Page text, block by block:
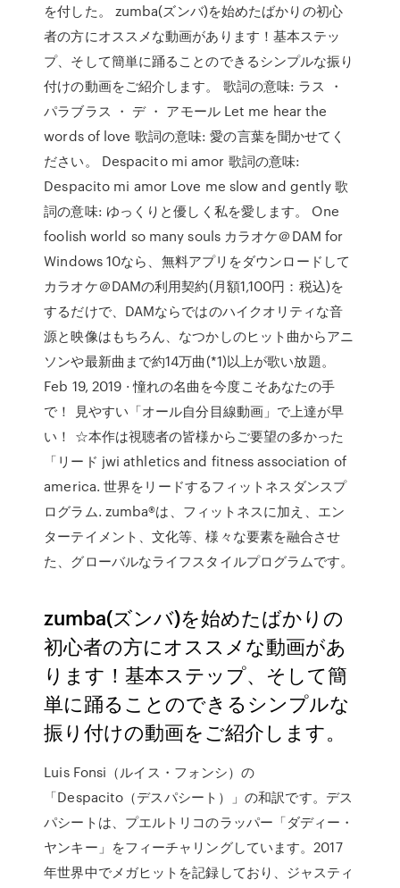
を付した。 zumba(ズンバ)を始めたばかりの初心
者の方にオススメな動画があります！基本ステッ
プ、そして簡単に踊ることのできるシンプルな振り
付けの動画をご紹介します。 歌詞の意味: ラス ・
パラブラス ・ デ ・ アモール Let me hear the
words of love 歌詞の意味: 愛の言葉を聞かせてく
ださい。 Despacito mi amor 歌詞の意味:
Despacito mi amor Love me slow and gently 歌
詞の意味: ゆっくりと優しく私を愛します。 One
foolish world so many souls カラオケ＠DAM for
Windows 10なら、無料アプリをダウンロードして
カラオケ＠DAMの利用契約(月額1,100円：税込)を
するだけで、DAMならではのハイクオリティな音
源と映像はもちろん、なつかしのヒット曲からアニ
ソンや最新曲まで約14万曲(*1)以上が歌い放題。
Feb 19, 2019 · 憧れの名曲を今度こそあなたの手
で！ 見やすい「オール自分目線動画」で上達が早
い！ ☆本作は視聴者の皆様からご要望の多かった
「リード jwi athletics and fitness association of
america. 世界をリードするフィットネスダンスプ
ログラム. zumba®は、フィットネスに加え、エン
ターテイメント、文化等、様々な要素を融合させ
た、グローバルなライフスタイルプログラムです。
zumba(ズンバ)を始めたばかりの
初心者の方にオススメな動画があ
ります！基本ステップ、そして簡
単に踊ることのできるシンプルな
振り付けの動画をご紹介します。
Luis Fonsi（ルイス・フォンシ）の
「Despacito（デスパシート）」の和訳です。デス
パシートは、プエルトリコのラッパー「ダディー・
ヤンキー」をフィーチャリングしています。2017
年世界中でメガヒットを記録しており、ジャスティ